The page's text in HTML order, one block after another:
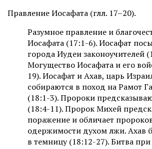
Правление Иосафата (глл. 17–20).
Разумное правление и
Иосафата (17:1-6). Иосафат
города Иудеи законоучителей
Могущество Иосафата и его
19). Иосафат и Ахав, царь
собираются в поход на Рамот
(18:1-3). Пророки
(18:4-11). Пророк Михей
поражение и обличает
одержимости духом лжи. Ахав
в темницу (18:12-27). Битва